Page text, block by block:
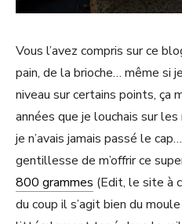
Vous l’avez compris sur ce
pain, de la brioche… même si
niveau sur certains points, ça
années que je louchais sur
je n’avais jamais passé le
gentillesse de m’offrir ce
800 grammes (Edit, le site à
du coup il s’agit bien du